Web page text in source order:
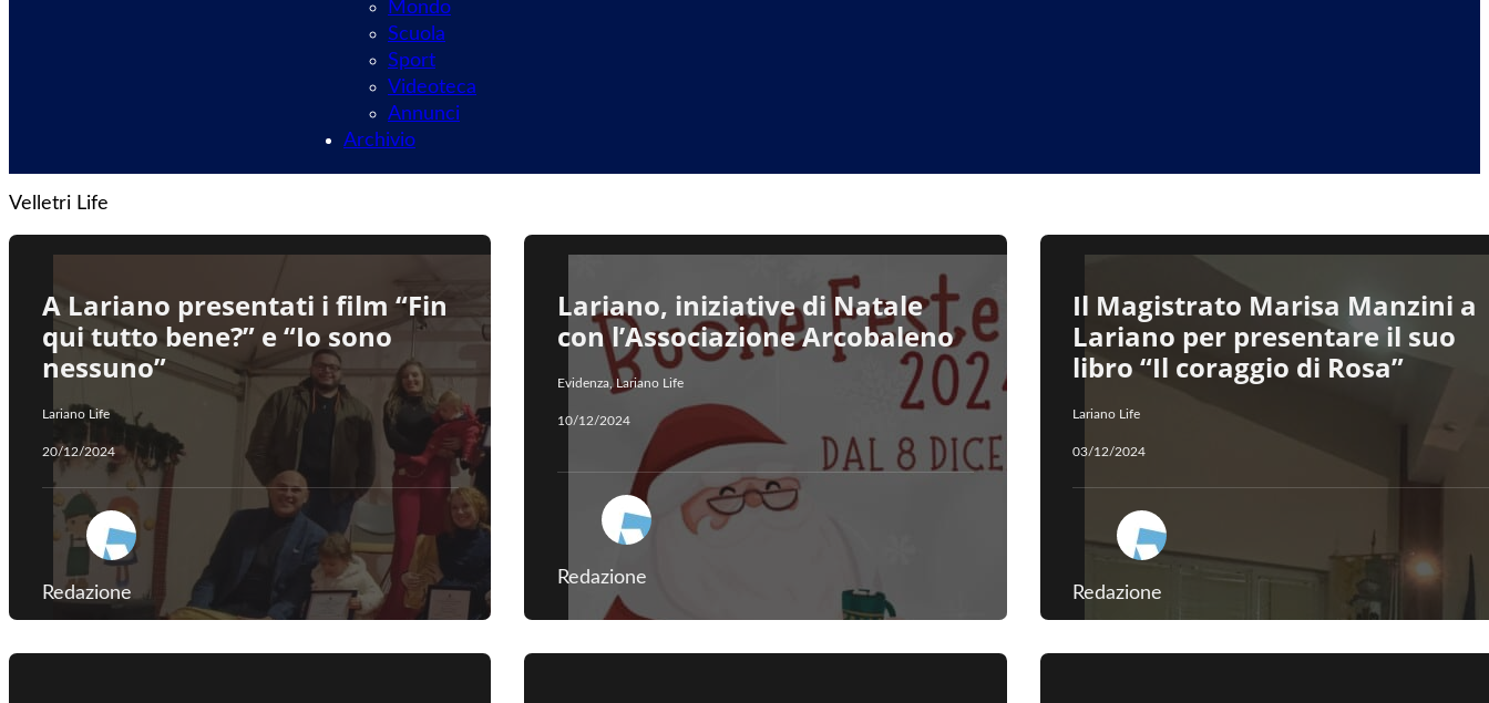
Mondo
Scuola
Sport
Videoteca
Annunci
Archivio
Velletri Life
A Lariano presentati i film “Fin
qui tutto bene?” e “Io sono
nessuno”
Lariano Life
20/12/2024
Redazione
Lariano, iniziative di Natale
con l’Associazione Arcobaleno
Evidenza, Lariano Life
10/12/2024
Redazione
Il Magistrato Marisa Manzini a
Lariano per presentare il suo
libro “Il coraggio di Rosa”
Lariano Life
03/12/2024
Redazione